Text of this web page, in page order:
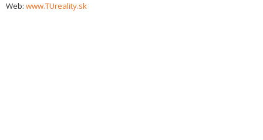
Web: www.TUreality.sk